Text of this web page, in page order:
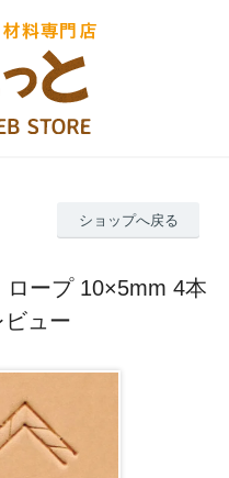
ショップへ戻る
ープ 10×5mm 4本
ュー